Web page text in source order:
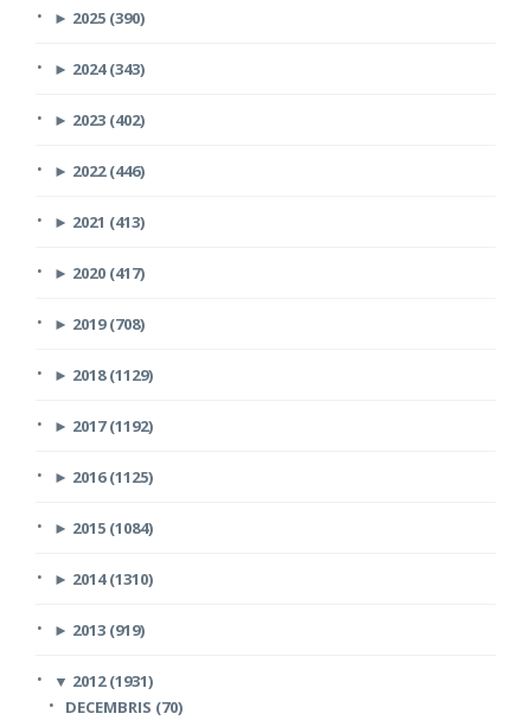
► 2025 (390)
► 2024 (343)
► 2023 (402)
► 2022 (446)
► 2021 (413)
► 2020 (417)
► 2019 (708)
► 2018 (1129)
► 2017 (1192)
► 2016 (1125)
► 2015 (1084)
► 2014 (1310)
► 2013 (919)
▼ 2012 (1931)
DECEMBRIS (70)